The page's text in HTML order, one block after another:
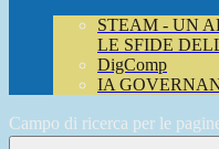
STEAM - UN
LE SFIDE
DigComp
IA
Campo di ricerca per le